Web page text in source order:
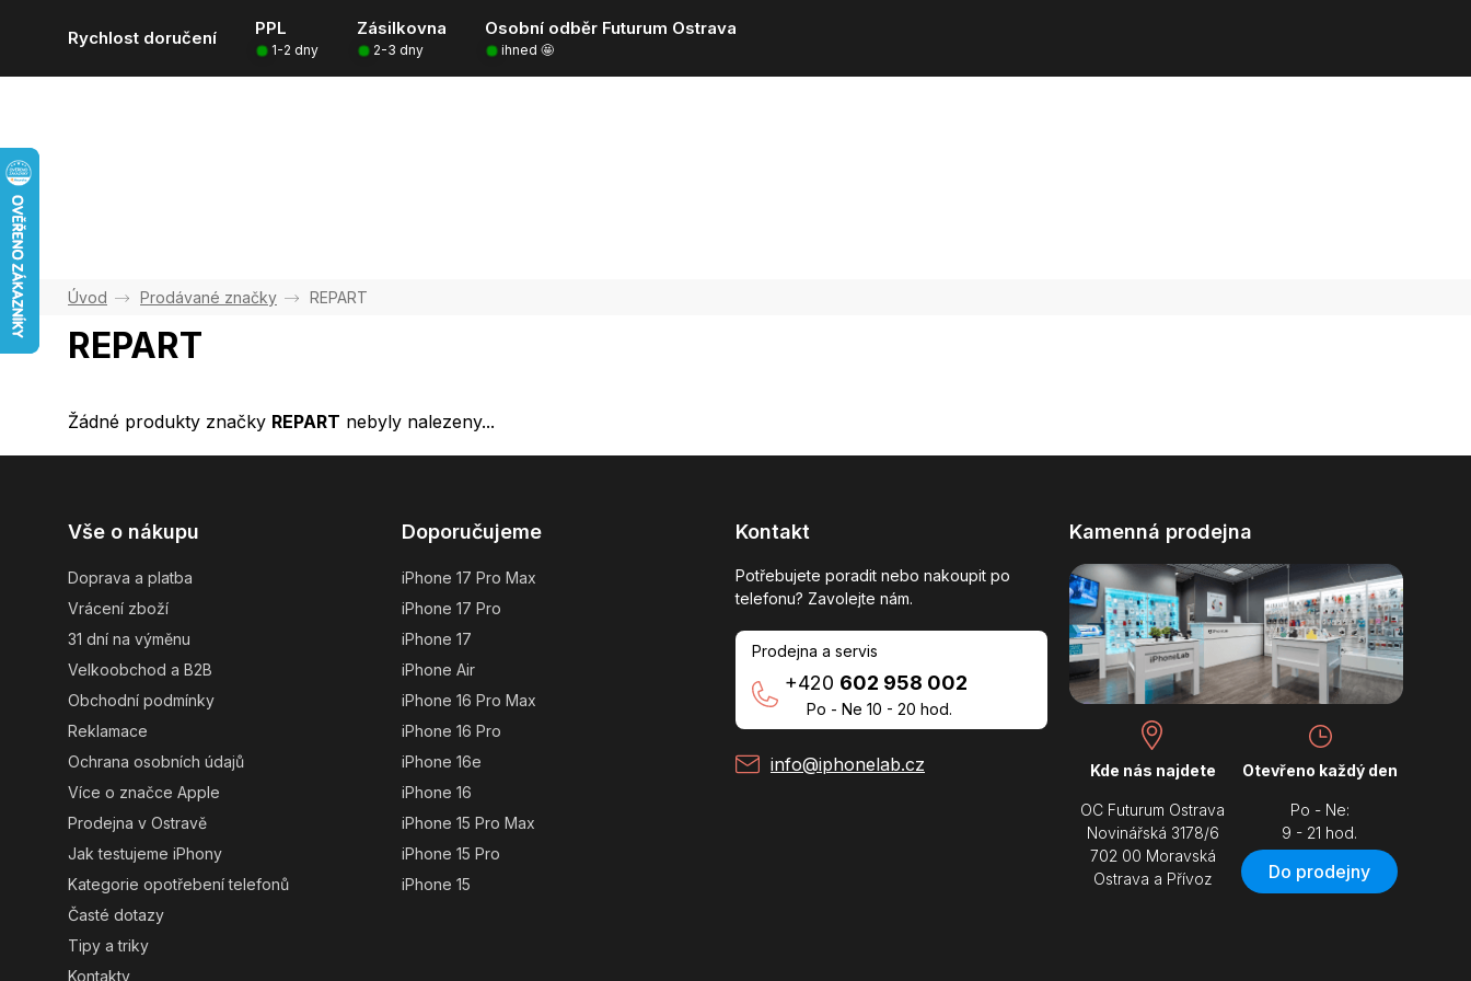
Rychlost doručení PPL Zásilkovna Osobní odběr Futurum Ostrava
1-2 dny 2-3 dny ihned 🤩
Prodávané značky REPART
REPART
Žádné produkty značky REPART nebyly nalezeny...
Vše o nákupu
Doprava a platba
Vrácení zboží
31 dní na výměnu
Velkoobchod a B2B
Obchodní podmínky
Reklamace
Ochrana osobních údajů
Více o značce Apple
Prodejna v Ostravě
Jak testujeme iPhony
Kategorie opotřebení telefonů
Časté dotazy
Tipy a triky
Kontakty
Doporučujeme
iPhone 17 Pro Max
iPhone 17 Pro
iPhone 17
iPhone Air
iPhone 16 Pro Max
iPhone 16 Pro
iPhone 16e
iPhone 16
iPhone 15 Pro Max
iPhone 15 Pro
iPhone 15
Kontakt
Potřebujete poradit nebo nakoupit po
telefonu? Zavolejte nám.
Prodejna a servis
+420 602 958 002
Po - Ne 10 - 20 hod.
info@iphonelab.cz
Kamenná prodejna
Kde nás najdete
OC Futurum Ostrava
Novinářská 3178/6
702 00 Moravská
Ostrava a Přívoz
Otevřeno každý den
Po - Ne:
9 - 21 hod.
Do prodejny